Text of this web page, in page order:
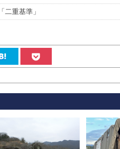
重基準」